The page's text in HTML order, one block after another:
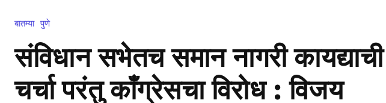
बातम्या पुणे
संविधान सभेतच समान नागरी कायद्याची
चर्चा परंतु कॉंग्रेसचा विरोध : विजय